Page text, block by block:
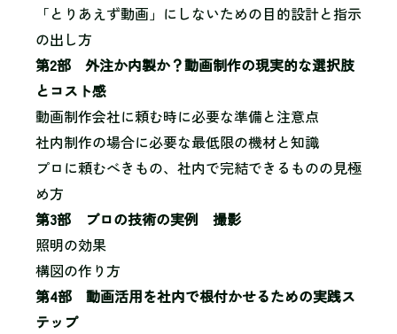
「とりあえず動画」にしないための目的設計と指示
の出し方
第2部 外注か内製か？動画制作の現実的な選択肢
とコスト感
動画制作会社に頼む時に必要な準備と注意点
社内制作の場合に必要な最低限の機材と知識
プロに頼むべきもの、社内で完結できるものの見極
め方
第3部 プロの技術の実例 撮影
照明の効果
構図の作り方
第4部 動画活用を社内で根付かせるための実践ス
テップ